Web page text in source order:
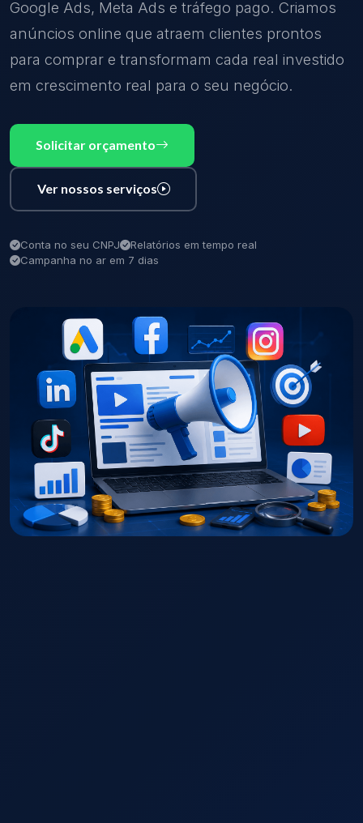
Google Ads, Meta Ads e tráfego pago. Criamos
anúncios online que atraem clientes prontos
para comprar e transformam cada real investido
em crescimento real para o seu negócio.
Solicitar orçamento
Ver nossos serviços
Conta no seu CNPJ
Relatórios em tempo real
Campanha no ar em 7 dias